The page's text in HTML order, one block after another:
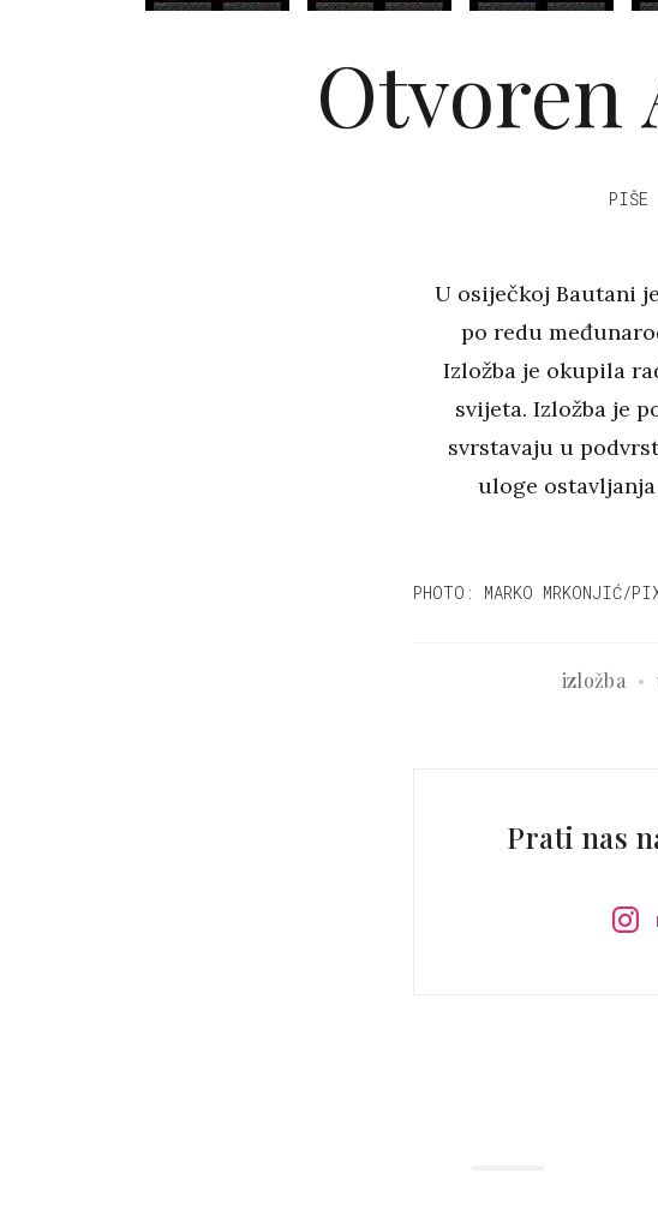
Otvoren
PIŠE
U osiječkoj Bautani
po redu
Izložba je okupila
svijeta. Izložba je
svrstavaju u
uloge
PHOTO: MARKO MRKONJIĆ/
izložba
Prati nas